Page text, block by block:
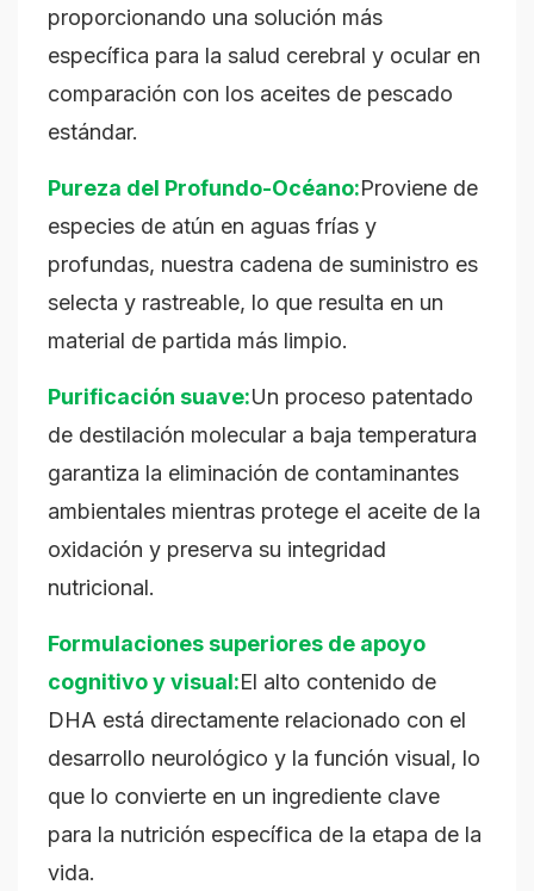
proporcionando una solución más
específica para la salud cerebral y ocular en
comparación con los aceites de pescado
estándar.
Pureza del Profundo-Océano:Proviene de
especies de atún en aguas frías y
profundas, nuestra cadena de suministro es
selecta y rastreable, lo que resulta en un
material de partida más limpio.
Purificación suave:Un proceso patentado
de destilación molecular a baja temperatura
garantiza la eliminación de contaminantes
ambientales mientras protege el aceite de la
oxidación y preserva su integridad
nutricional.
Formulaciones superiores de apoyo
cognitivo y visual:El alto contenido de
DHA está directamente relacionado con el
desarrollo neurológico y la función visual, lo
que lo convierte en un ingrediente clave
para la nutrición específica de la etapa de la
vida.